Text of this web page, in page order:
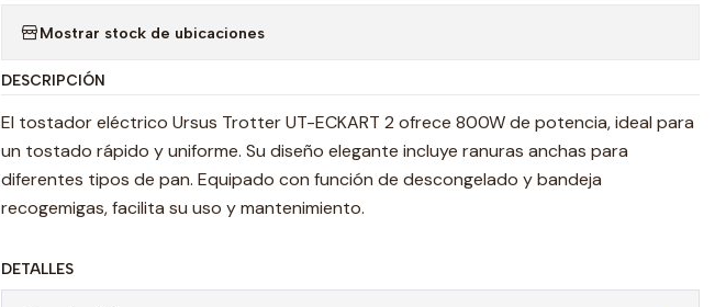
Mostrar stock de ubicaciones
DESCRIPCIÓN
El tostador eléctrico Ursus Trotter UT-ECKART 2 ofrece 800W de potencia, ideal para
un tostado rápido y uniforme. Su diseño elegante incluye ranuras anchas para
diferentes tipos de pan. Equipado con función de descongelado y bandeja
recogemigas, facilita su uso y mantenimiento.
DETALLES